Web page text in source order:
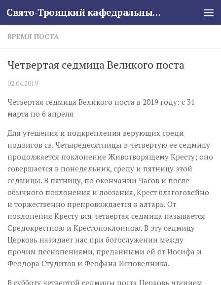
Skip to content Свято-Троицкий кафедральный собор
ВРЕМЯ ПОСТА
Четвертая седмица Великого поста
02.04.2019
Четвертая седмица Великого поста в 2019 году: с 31
марта по 6 апреля
Для утешения и подкрепления верующих среди
подвигов св. Четыредесятницы в четвертую ее седмицу
продолжается поклонение Животворящему Кресту; оно
совершается в понедельник, среду и пятницу этой
седмицы. В пятницу, по окончании Часов и после
обычного поклонения и лобзания, Крест благоговейно
и торжественно препровождается в алтарь. От
поклонения Кресту вся четвертая седмица называется
Средокрестною и Крестопоклонною. В эту седмицу
Церковь назидает нас при богослужении между
прочим песнопениями, преданными ей от Иосифа и
Феодора Студитов и Феофана Исповедника.
В субботу четвертой седмицы поста Церковь чтением